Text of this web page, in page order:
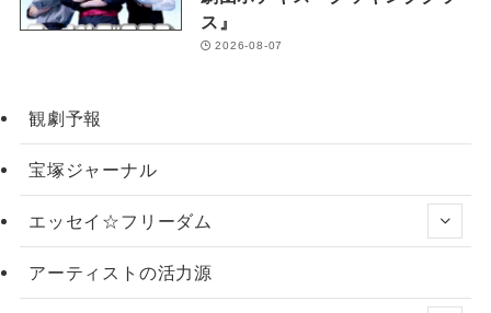
ス』
2026-08-07
観劇予報
宝塚ジャーナル
エッセイ☆フリーダム
アーティストの活力源